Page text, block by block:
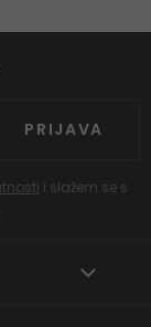
PRIJAVA
i slažem se s